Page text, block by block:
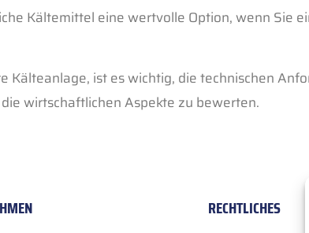
Kältemittel eine wertvolle Option, wenn Sie
ist es wichtig, die technischen
wirtschaftlichen Aspekte zu bewerten.
RECHTLICHES